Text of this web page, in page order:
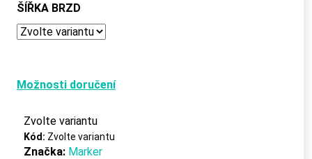
ŠÍŘKA BRZD
Možnosti doručení
Zvolte variantu
Kód: Zvolte variantu
Značka: Marker
D